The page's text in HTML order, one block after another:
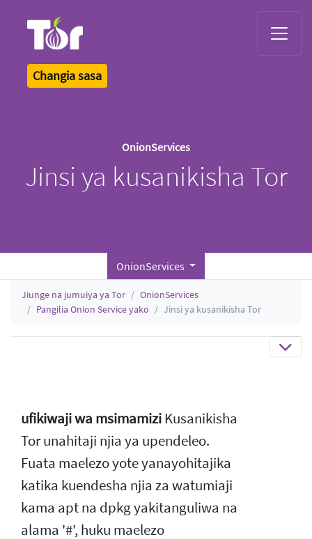
Changia sasa
OnionServices
Jinsi ya kusanikisha Tor
OnionServices
Jiunge na jumuiya ya Tor
OnionServices
Pangilia Onion Service yako
Jinsi ya kusanikisha Tor
ufikiwaji wa msimamiziKusanikisha
Tor unahitaji njia ya upendeleo.
Fuata maelezo yote yanayohitajika
katika kuendesha njia za watumiaji
kama apt na dpkg yakitanguliwa na
alama '#', huku maelezo